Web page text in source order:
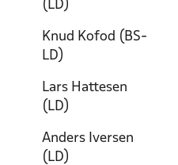
(LD)
Knud Kofod (BS-
LD)
Lars Hattesen
(LD)
Anders Iversen
(LD)